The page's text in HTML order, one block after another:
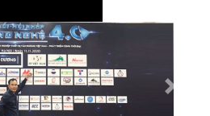
Next